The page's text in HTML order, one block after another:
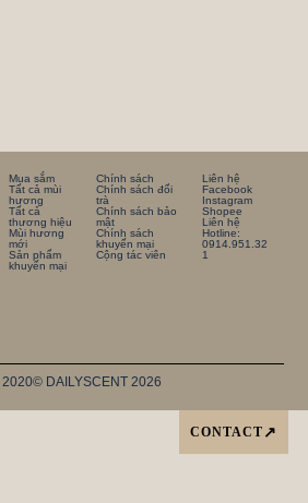
Mua sắm
Tất cả mùi
hương
Tất cả
thương hiệu
Mùi hương
mới
Sản phẩm
khuyến mại
Chính sách
Chính sách đổi
trà
Chính sách bảo
mật
Chính sách
khuyến mại
Cộng tác viên
Liên hệ
Facebook
Instagram
Shopee
Liên hệ
Hotline:
0914.951.32
1
© DAILYSCENT 2026
CONTACT ↗